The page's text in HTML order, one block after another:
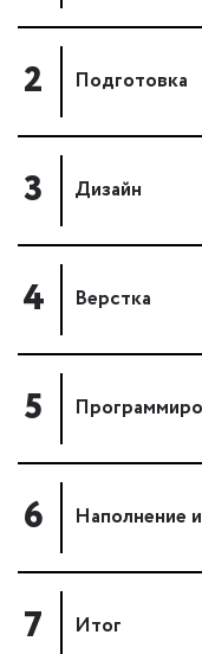
2 Подготовка
3 Дизайн
4 Верстка
5
6 Наполнение
7 Итог